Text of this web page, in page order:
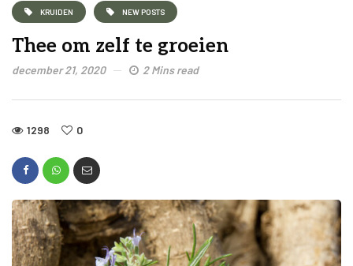
KRUIDEN NEW POSTS
Thee om zelf te groeien
december 21, 2020 2 Mins read
1298 0